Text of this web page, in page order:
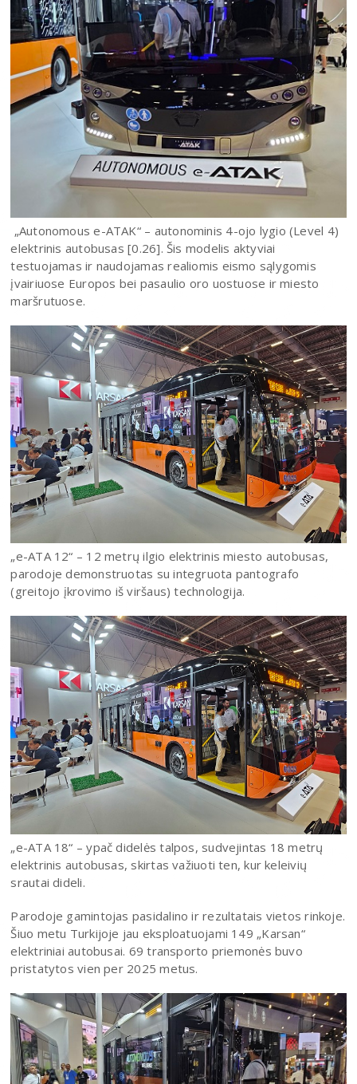
„Autonomous e-ATAK“ – autonominis 4-ojo lygio (Level 4)
elektrinis autobusas [0.26]. Šis modelis aktyviai
testuojamas ir naudojamas realiomis eismo sąlygomis
įvairiuose Europos bei pasaulio oro uostuose ir miesto
maršrutuose.
„e-ATA 12“ – 12 metrų ilgio elektrinis miesto autobusas,
parodoje demonstruotas su integruota pantografo
(greitojo įkrovimo iš viršaus) technologija.
„e-ATA 18“ – ypač didelės talpos, sudvejintas 18 metrų
elektrinis autobusas, skirtas važiuoti ten, kur keleivių
srautai dideli.
Parodoje gamintojas pasidalino ir rezultatais vietos rinkoje.
Šiuo metu Turkijoje jau eksploatuojami 149 „Karsan“
elektriniai autobusai. 69 transporto priemonės buvo
pristatytos vien per 2025 metus.